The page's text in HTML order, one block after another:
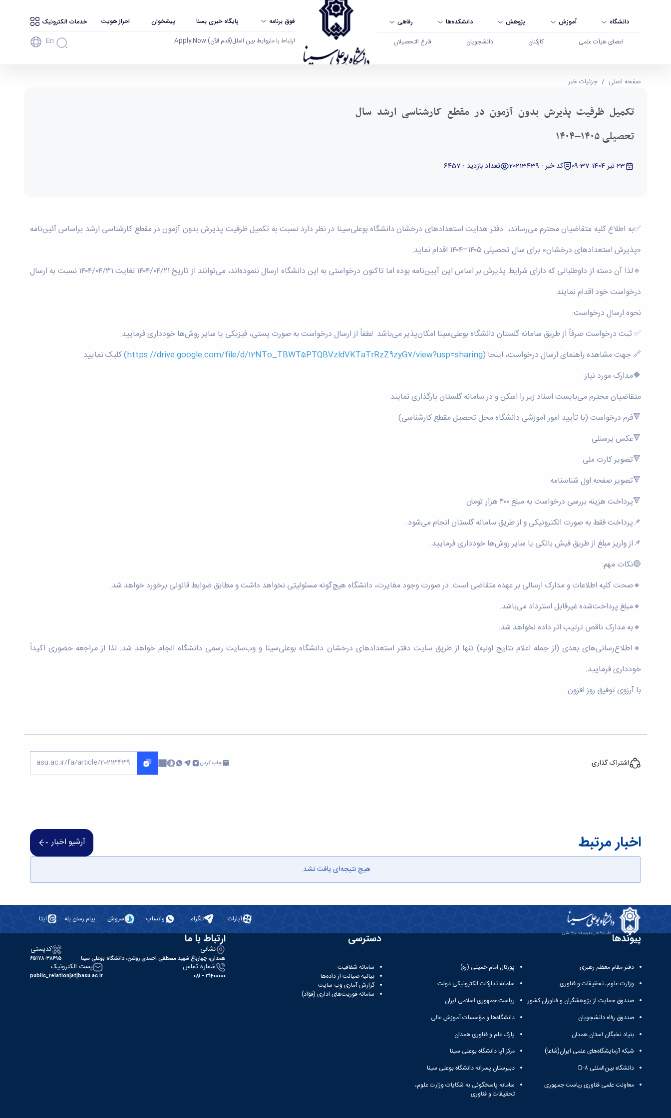
دانشگاه آموزش پژوهش دانشکده‌ها رفاهی
اعضای هیأت علمی کارکنان دانشجویان فارغ التحصیلان
فوق برنامه پایگاه خبری بسنا پیشخوان احراز هویت خدمات الکترونیک
ارتباط با ماروابط بین الملل(قدم الآن) Apply Now En
تکمیل ظرفیت پذیرش بدون آزمون در مقطع کارشناسی ارشد سال تحصیلی ۱۴۰۵–۱۴۰۴ - دانشگاه بوعلی سینا همدان
صفحه اصلی جزئیات خبر
تکمیل ظرفیت پذیرش بدون آزمون در مقطع کارشناسی ارشد سال
تحصیلی ۱۴۰۵–۱۴۰۴
23 تیر 1404 09:37 کد خبر : 20213439 تعداد بازدید : 6457
✅به اطلاع کلیه متقاضیان محترم می‌رساند، دفتر هدایت استعدادهای درخشان دانشگاه بوعلی‌سینا در نظر دارد نسبت به تکمیل ظرفیت پذیرش بدون آزمون در مقطع کارشناسی ارشد براساس آئین‌نامه
«پذیرش استعدادهای درخشان» برای سال تحصیلی ۱۴۰۵–۱۴۰۴ اقدام نماید.
🔹لذا آن دسته از داوطلبانی که دارای شرایط پذیرش بر اساس این آیین‌نامه بوده اما تاکنون درخواستی به این دانشگاه ارسال ننموده‌اند، می‌توانند از تاریخ ۱۴۰۴/۰۴/۲۱ لغایت ۱۴۰۴/۰۴/۳۱ نسبت به ارسال
درخواست خود اقدام نمایند.
نحوه ارسال درخواست:
✅ ثبت درخواست صرفاً از طریق سامانه گلستان دانشگاه بوعلی‌سینا امکان‌پذیر می‌باشد. لطفاً از ارسال درخواست به صورت پستی، فیزیکی یا سایر روش‌ها خودداری فرمایید.
🔗 جهت مشاهده راهنمای ارسال درخواست، اینجا (https://drive.google.com/file/d/12NTo_TBWT5PTQBVzldVKTaTrRzZ9zyG7/view?usp=sharing) کلیک نمایید.
🔷مدارک مورد نیاز:
متقاضیان محترم می‌بایست اسناد زیر را اسکن و در سامانه گلستان بارگذاری نمایند:
🔻فرم درخواست (با تأیید امور آموزشی دانشگاه محل تحصیل مقطع کارشناسی)
🔻عکس پرسنلی
🔻تصویر کارت ملی
🔻تصویر صفحه اول شناسنامه
🔻پرداخت هزینه بررسی درخواست به مبلغ ۴۰۰ هزار تومان
📌پرداخت فقط به صورت الکترونیکی و از طریق سامانه گلستان انجام می‌شود.
📌از واریز مبلغ از طریق فیش بانکی یا سایر روش‌ها خودداری فرمایید.
🔴نکات مهم:
🔸صحت کلیه اطلاعات و مدارک ارسالی بر عهده متقاضی است. در صورت وجود مغایرت، دانشگاه هیچ‌گونه مسئولیتی نخواهد داشت و مطابق ضوابط قانونی برخورد خواهد شد.
🔸مبلغ پرداخت‌شده غیرقابل استرداد می‌باشد.
🔸به مدارک ناقص ترتیب اثر داده نخواهد شد.
🔸اطلاع‌رسانی‌های بعدی (از جمله اعلام نتایج اولیه) تنها از طریق سایت دفتر استعدادهای درخشان دانشگاه بوعلی‌سینا و وب‌سایت رسمی دانشگاه انجام خواهد شد. لذا از مراجعه حضوری اکیداً
خودداری فرمایید.
با آرزوی توفیق روز افزون
اشتراک گذاری چاپ کردن
اخبار مرتبط آرشیو اخبار
هیچ نتیجه‌ای یافت نشد.
آپارات تلگرام واتساپ سروش پیام رسان بله ایتا
پیوندها
دفتر مقام معظم رهبری
وزارت علوم، تحقیقات و فناوری
صندوق حمایت از پژوهشگران و فناوران کشور
صندوق رفاه دانشجویان
بنیاد نخبگان استان همدان
شبکه آزمایشگاه‌های علمی ایران(شاعا)
دانشگاه بین‌المللی D-۸
معاونت علمی فناوری ریاست جمهوری
پورتال امام خمینی (ره)
سامانه تدارکات الکترونیکی دولت
ریاست جمهوری اسلامی ایران
دانشگاه‌ها و مؤسسات آموزش عالی
پارک علم و فناوری همدان
مرکز آپا دانشگاه بوعلی سینا
دبیرستان پسرانه دانشگاه بوعلی سینا
سامانه پاسخگوئی به شکایات وزارت علوم،
تحقیقات و فناوری
دسترسی
سامانه شفافیت
بیانیه صیانت از داده‌ها
گزارش آماری وب‌ سایت
سامانه فوریت‌های اداری (فؤاد)
ارتباط با ما
نشانی
همدان، چهارباغ شهید مصطفی احمدی روشن، دانشگاه بوعلی سینا
کدپستی
۶۵۱۷۸-۳۸۶۹۵
شماره تماس
31400000 - 081
پست الکترونیک
public_relation[at]basu.ac.ir